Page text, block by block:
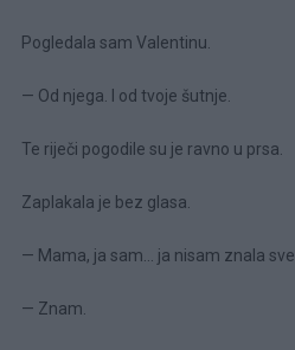
Pogledala sam Valentinu.
— Od njega. I od tvoje šutnje.
Te riječi pogodile su je ravno u prsa.
Zaplakala je bez glasa.
— Mama, ja sam… ja nisam znala sve.
— Znam.